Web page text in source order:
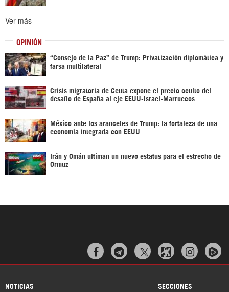
Ver más
OPINIÓN
“Consejo de la Paz” de Trump: Privatización diplomática y
farsa multilateral
Crisis migratoria de Ceuta expone el precio oculto del
desafío de España al eje EEUU-Israel-Marruecos
México ante los aranceles de Trump: la fortaleza de una
economía integrada con EEUU
Irán y Omán ultiman un nuevo estatus para el estrecho de
Ormuz
  
NOTICIAS SECCIONES